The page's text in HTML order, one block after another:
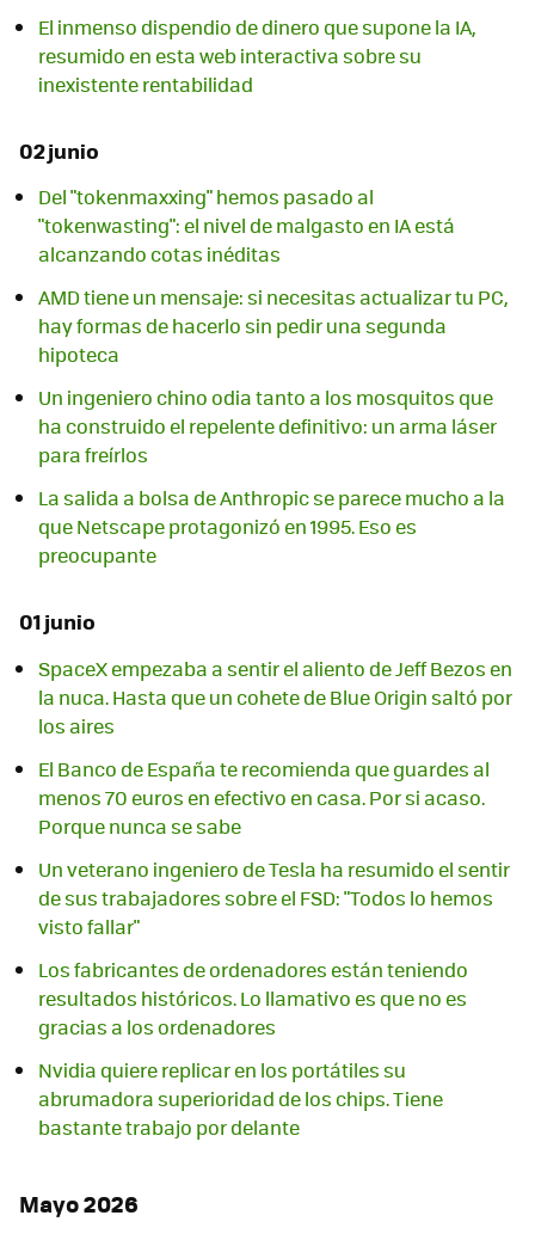
El inmenso dispendio de dinero que supone la IA,
resumido en esta web interactiva sobre su
inexistente rentabilidad
02 junio
Del "tokenmaxxing" hemos pasado al
"tokenwasting": el nivel de malgasto en IA está
alcanzando cotas inéditas
AMD tiene un mensaje: si necesitas actualizar tu PC,
hay formas de hacerlo sin pedir una segunda
hipoteca
Un ingeniero chino odia tanto a los mosquitos que
ha construido el repelente definitivo: un arma láser
para freírlos
La salida a bolsa de Anthropic se parece mucho a la
que Netscape protagonizó en 1995. Eso es
preocupante
01 junio
SpaceX empezaba a sentir el aliento de Jeff Bezos en
la nuca. Hasta que un cohete de Blue Origin saltó por
los aires
El Banco de España te recomienda que guardes al
menos 70 euros en efectivo en casa. Por si acaso.
Porque nunca se sabe
Un veterano ingeniero de Tesla ha resumido el sentir
de sus trabajadores sobre el FSD: "Todos lo hemos
visto fallar"
Los fabricantes de ordenadores están teniendo
resultados históricos. Lo llamativo es que no es
gracias a los ordenadores
Nvidia quiere replicar en los portátiles su
abrumadora superioridad de los chips. Tiene
bastante trabajo por delante
Mayo 2026